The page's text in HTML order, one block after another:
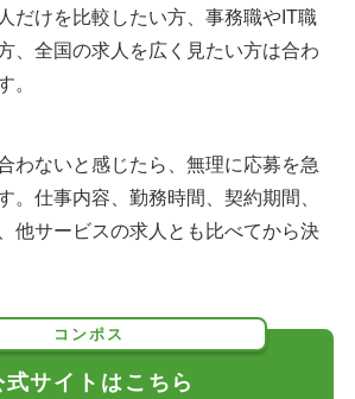
だけを比較したい方、事務職やIT職
、全国の求人を広く見たい方は合わ
。
わないと感じたら、無理に応募を急
。仕事内容、勤務時間、契約期間、
他サービスの求人とも比べてから決
コンポス
式サイトはこちら